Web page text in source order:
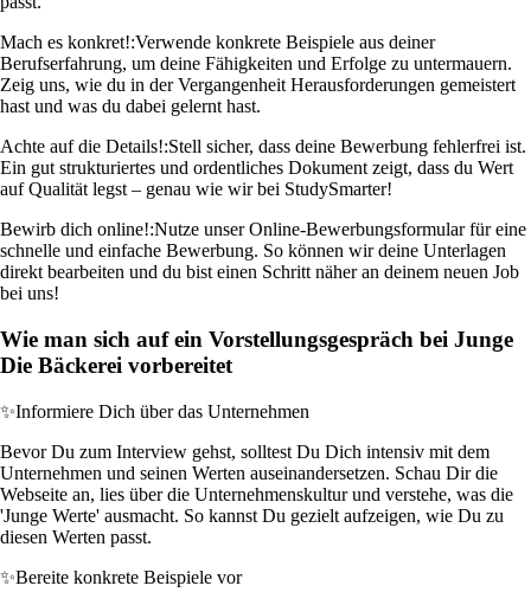
Mach es konkret!:Verwende konkrete Beispiele aus deiner
Berufserfahrung, um deine Fähigkeiten und Erfolge zu untermauern.
Zeig uns, wie du in der Vergangenheit Herausforderungen gemeistert
hast und was du dabei gelernt hast.
Achte auf die Details!:Stell sicher, dass deine Bewerbung fehlerfrei ist.
Ein gut strukturiertes und ordentliches Dokument zeigt, dass du Wert
auf Qualität legst – genau wie wir bei StudySmarter!
Bewirb dich online!:Nutze unser Online-Bewerbungsformular für eine
schnelle und einfache Bewerbung. So können wir deine Unterlagen
direkt bearbeiten und du bist einen Schritt näher an deinem neuen Job
bei uns!
Wie man sich auf ein Vorstellungsgespräch bei Junge
Die Bäckerei vorbereitet
✨Informiere Dich über das Unternehmen
Bevor Du zum Interview gehst, solltest Du Dich intensiv mit dem
Unternehmen und seinen Werten auseinandersetzen. Schau Dir die
Webseite an, lies über die Unternehmenskultur und verstehe, was die
'Junge Werte' ausmacht. So kannst Du gezielt aufzeigen, wie Du zu
diesen Werten passt.
✨Bereite konkrete Beispiele vor